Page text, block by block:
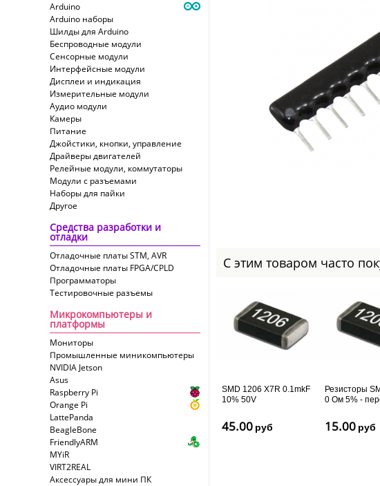
Arduino
Arduino наборы
Шилды для Arduino
Беспроводные модули
Сенсорные модули
Интерфейсные модули
Дисплеи и индикация
Измерительные модули
Аудио модули
Камеры
Питание
Джойстики, кнопки, управление
Драйверы двигателей
Релейные модули, коммутаторы
Модули с разъемами
Наборы для пайки
Другое
Средства разработки и
отладки
Отладочные платы STM, AVR
Отладочные платы FPGA/CPLD
Программаторы
Тестировочные разъемы
Микрокомпьютеры и
платформы
Мониторы
Промышленные миникомпьютеры
NVIDIA Jetson
Asus
Raspberry Pi
Orange Pi
LattePanda
BeagleBone
FriendlyARM
MYiR
VIRT2REAL
Аксессуары для мини ПК
С этим товаром часто
SMD 1206 X7R 0.1mkF
10% 50V
45.00 руб
Резисторы
0 Ом 5% -
15.00 руб